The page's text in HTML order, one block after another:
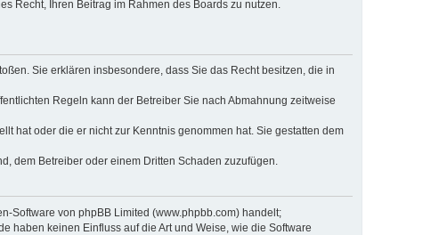
Recht, Ihren Beitrag im Rahmen des Boards zu nutzen.
Sie erklären insbesondere, dass Sie das Recht besitzen, die in
Regeln kann der Betreiber Sie nach Abmahnung zeitweise
hat oder die er nicht zur Kenntnis genommen hat. Sie gestatten dem
dem Betreiber oder einem Dritten Schaden zuzufügen.
Software von phpBB Limited (www.phpbb.com) handelt;
haben keinen Einfluss auf die Art und Weise, wie die Software